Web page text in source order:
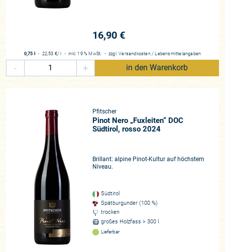
während ein möglichst geringer Maschineneinsatz die Böden
erstes Italiens mit dem „CasaClima“-Zertifikat ausgezeichnet
– ein Symbol für ökologische Architektur, energieeffizientes
Arbeiten und eine ganzheitlich verstandene Nachhaltigkeit.
geprägt. Die Sauvignon Blancs sind frisch, aromatisch und
mineralisch, mit einer markanten alpinen Prägung. Pinot
Grigio und Chardonnay wirken straff, elegant und werden von
einer lebendigen Säure getragen. Besonders hervorzuheben
ist der Pinot Nero, der als Aushängeschild des Hauses gilt.
Er ist fein, filigran, burgundisch inspiriert und zählt zu den
international besten Vertretern seiner Sorte. Die
autochthonen Rotweine wie Lagrein sind kraftvoll und dicht,
ohne jemals schwer zu wirken, während Merlot und Cuvées
durch ihre Struktur und Eleganz überzeugen. Die Lagenweine
der Renaissance-Linie zeigen schließlich in exemplarischer
Weise, wie puristisch und terroirgeprägt die Essenz einzelner
16,90 €
0,75 l ・ 22,53 €/ l ・inkl. 19 % MwSt. ・ zzgl.Versandkosten / Lebensmittelangaben
- + in den Warenkorb
Pfitscher
Pinot Nero „Fuxleiten“ DOC
Südtirol, rosso 2024
Brillant: alpine Pinot-Kultur auf höchstem
Niveau.
Südtirol
Spätburgunder (100 %)
trocken
großes Holzfass > 300 l
Lieferbar